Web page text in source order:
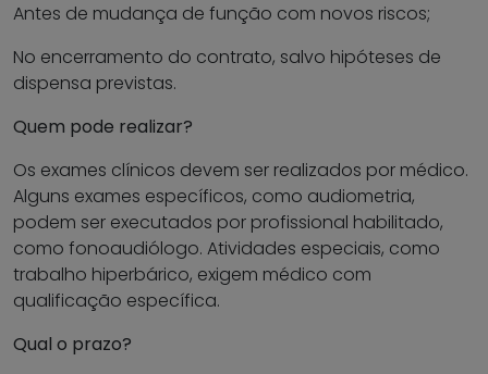
Antes de mudança de função com novos riscos;
No encerramento do contrato, salvo hipóteses de
dispensa previstas.
Quem pode realizar?
Os exames clínicos devem ser realizados por médico.
Alguns exames específicos, como audiometria,
podem ser executados por profissional habilitado,
como fonoaudiólogo. Atividades especiais, como
trabalho hiperbárico, exigem médico com
qualificação específica.
Qual o prazo?